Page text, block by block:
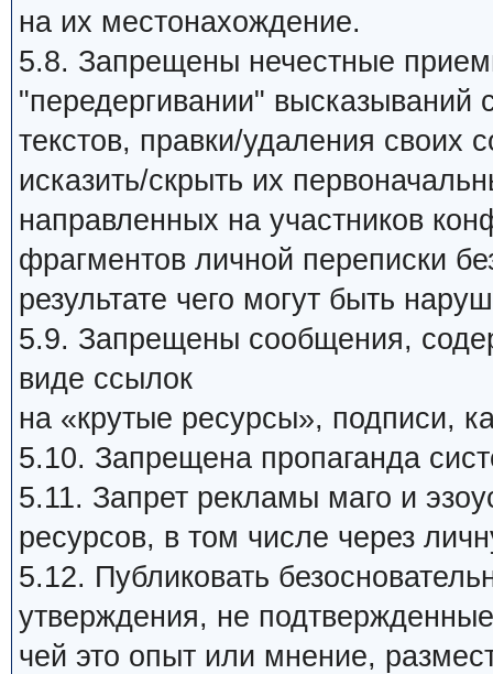
на их местонахождение.
5.8. Запрещены нечестные
"передергивании"
текстов, правки/удаления
исказить/скрыть их
направленных на участников
фрагментов личной переписки
результате чего могут быть
5.9. Запрещены сообщения,
виде ссылок
на «крутые ресурсы», подписи,
5.10. Запрещена пропаганда
5.11. Запрет рекламы маго и
ресурсов, в том числе через
5.12. Публиковать
утверждения, не
чей это опыт или мнение,